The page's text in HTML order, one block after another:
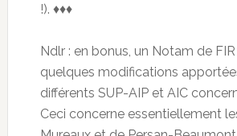
!). ♦♦♦
Ndlr : en bonus, un Notam de
quelques modifications
différents SUP-AIP et AIC
Ceci concerne essentiellement